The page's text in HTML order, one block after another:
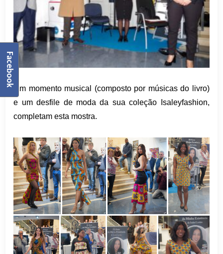
Um momento musical (composto por músicas do livro)
e um desfile de moda da sua coleção Isaleyfashion,
completam esta mostra.
Facebook